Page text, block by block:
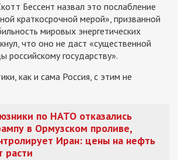
Бессент назвал это послабление
краткосрочной мерой», призванной
мировых энергетических
что оно не даст «существенной
российскому государству».
как и сама Россия, с этим не
по НАТО отказались
в Ормузском проливе,
Иран: цены на нефть
расти